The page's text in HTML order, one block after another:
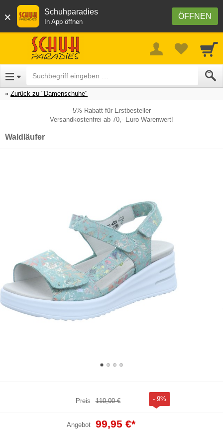
× ÖFFNEN
Schuhparadies
In App öffnen
Zurück zu "Damenschuhe"
5% Rabatt für Erstbesteller
Versandkostenfrei ab 70,- Euro Warenwert!
Waldläufer
Preis 110,00 € - 9%
Angebot 99,95 €*